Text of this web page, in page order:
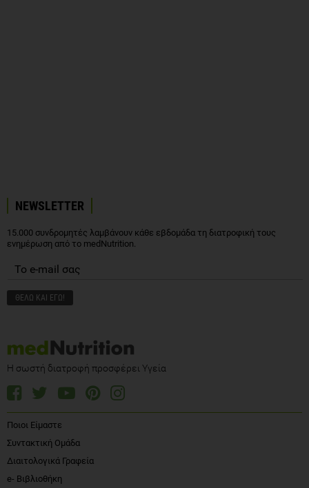
NEWSLETTER
15.000 συνδρομητές λαμβάνουν κάθε εβδομάδα τη διατροφική τους
ενημέρωση από το medNutrition.
Η σωστή διατροφή προσφέρει Υγεία
Ποιοι Είμαστε
Συντακτική Ομάδα
Διαιτολογικά Γραφεία
e- Βιβλιοθήκη